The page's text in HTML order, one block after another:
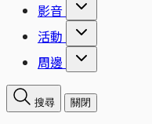
影音
活動
周邊
搜尋 關閉